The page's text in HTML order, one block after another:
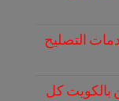
التصليح
بالكويت كل